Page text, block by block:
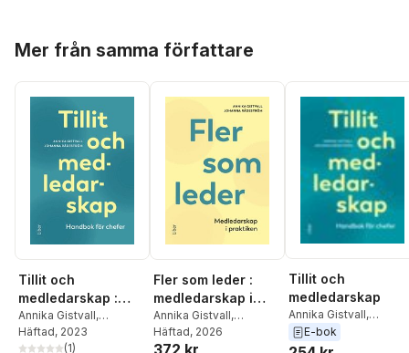
Mer från samma författare
Tillit och
medledarskap :
handbok för chefer
Annika Gistvall,
Johanna Rådeström
Häftad, 2023
(1)
Fler som leder :
medledarskap i
praktiken
Annika Gistvall,
Johanna Rådeström
Häftad, 2026
372 kr
Tillit och
medledarskap
Annika Gistvall,
Johanna Rådeström
E-bok